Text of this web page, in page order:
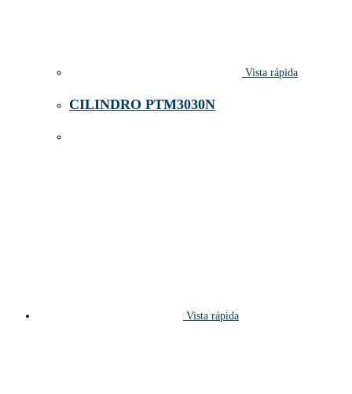
Vista rápida
CILINDRO PTM3030N
Vista rápida